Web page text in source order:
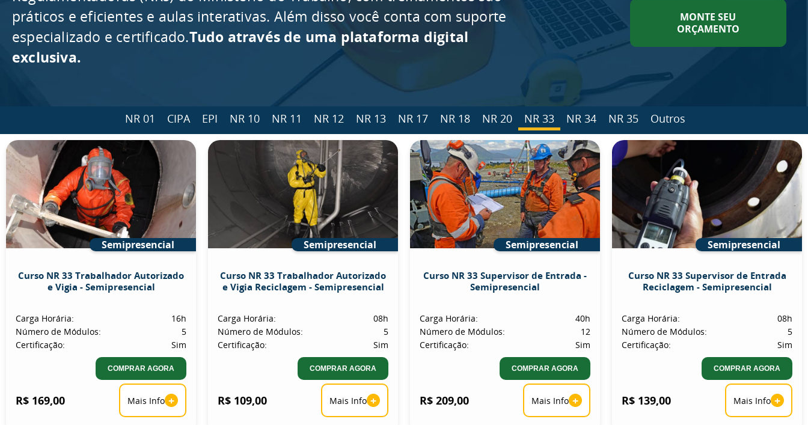
práticos e eficientes e aulas interativas. Além disso você conta com suporte
especializado e certificado.Tudo através de uma plataforma digital
exclusiva.
MONTE SEU
ORÇAMENTO
NR 01 CIPA EPI NR 10 NR 11 NR 12 NR 13 NR 17 NR 18 NR 20 NR 33 NR 34 NR 35 Outros
Semipresencial
Curso NR 33 Trabalhador Autorizado
e Vigia - Semipresencial
Carga Horária:
16h
Número de Módulos:
5
Certificação:
Sim
COMPRAR AGORA
R$ 169,00 Mais Info +
Semipresencial
Curso NR 33 Trabalhador Autorizado
e Vigia Reciclagem - Semipresencial
Carga Horária:
08h
Número de Módulos:
5
Certificação:
Sim
COMPRAR AGORA
R$ 109,00 Mais Info +
Semipresencial
Curso NR 33 Supervisor de Entrada -
Semipresencial
Carga Horária:
40h
Número de Módulos:
12
Certificação:
Sim
COMPRAR AGORA
R$ 209,00 Mais Info +
Semipresencial
Curso NR 33 Supervisor de Entrada
Reciclagem - Semipresencial
Carga Horária:
08h
Número de Módulos:
5
Certificação:
Sim
COMPRAR AGORA
R$ 139,00 Mais Info +